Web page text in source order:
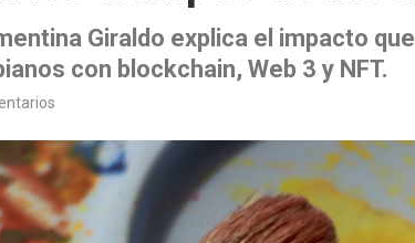
Giraldo explica el impacto
con blockchain, Web 3 y NFT.